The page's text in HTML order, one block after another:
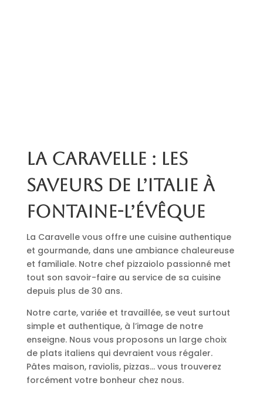
La Caravelle : les
saveurs de l’Italie à
Fontaine-l’Évêque
La Caravelle vous offre une cuisine authentique
et gourmande, dans une ambiance chaleureuse
et familiale. Notre chef pizzaiolo passionné met
tout son savoir-faire au service de sa cuisine
depuis plus de 30 ans.
Notre carte, variée et travaillée, se veut surtout
simple et authentique, à l’image de notre
enseigne. Nous vous proposons un large choix
de plats italiens qui devraient vous régaler.
Pâtes maison, raviolis, pizzas… vous trouverez
forcément votre bonheur chez nous.